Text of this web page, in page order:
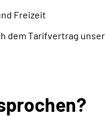
Freizeit
dem Tarifvertrag